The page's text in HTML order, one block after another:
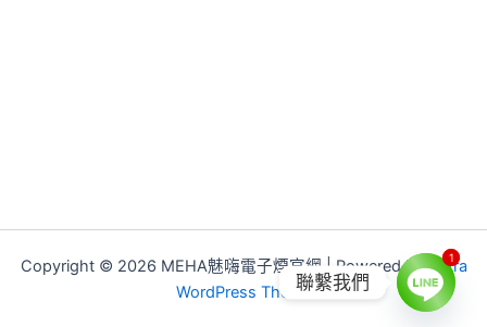
Copyright © 2026 MEHA魅嗨電子煙官網 | Powered byAstra
WordPress Theme聯繫我們
11